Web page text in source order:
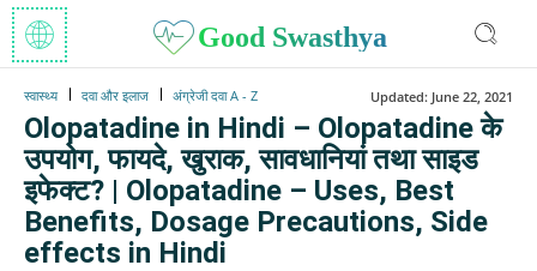
Good Swasthya
स्वास्थ्य दवा और इलाज अंग्रेजी दवा A - Z Updated: June 22, 2021
Olopatadine in Hindi – Olopatadine के
उपयोग, फायदे, खुराक, सावधानियां तथा साइड
इफेक्ट? | Olopatadine – Uses, Best
Benefits, Dosage Precautions, Side
effects in Hindi